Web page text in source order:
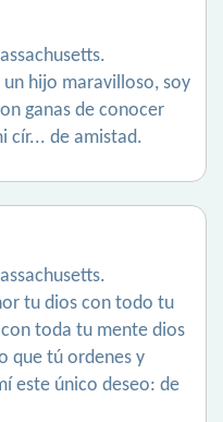
un hijo maravilloso, soy
ganas de conocer
cír... de amistad.
tu dios con todo tu
toda tu mente dios
que tú ordenes y
este único deseo: de